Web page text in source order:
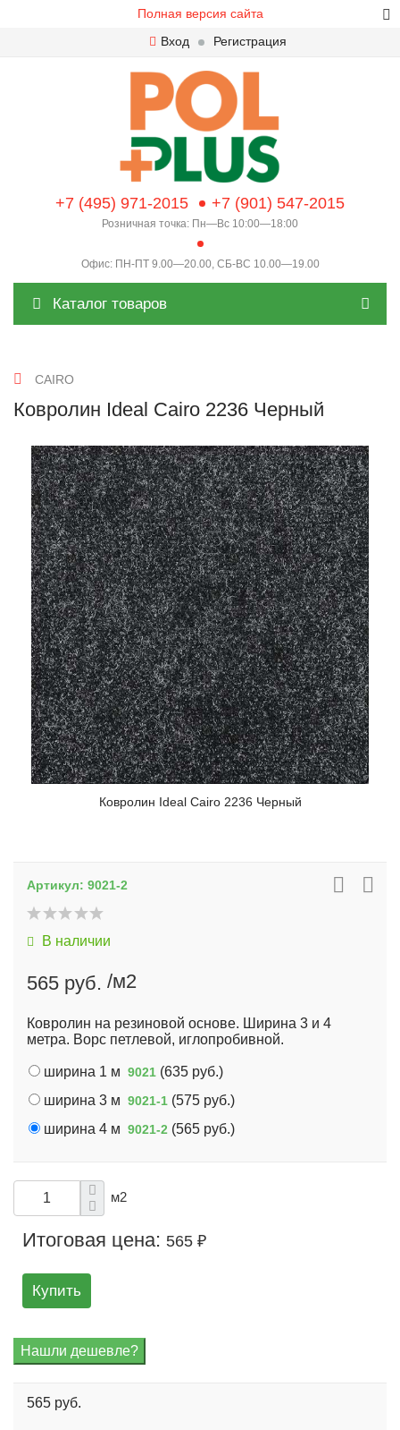
Полная версия сайта
Вход
Регистрация
+7 (495) 971-2015 +7 (901) 547-2015
Розничная точка: Пн—Вс 10:00—18:00
Офис: ПН-ПТ 9.00—20.00, СБ-ВС 10.00—19.00
Каталог товаров
CAIRO
Ковролин Ideal Cairo 2236 Черный
Ковролин Ideal Cairo 2236 Черный
Артикул: 9021-2
В наличии
565 руб. /м2
Ковролин на резиновой основе. Ширина 3 и 4
метра. Ворс петлевой, иглопробивной.
ширина 1 м 9021 (635 руб.)
ширина 3 м 9021-1 (575 руб.)
ширина 4 м 9021-2 (565 руб.)
м2
Итоговая цена: 565 ₽
Купить
565 руб.